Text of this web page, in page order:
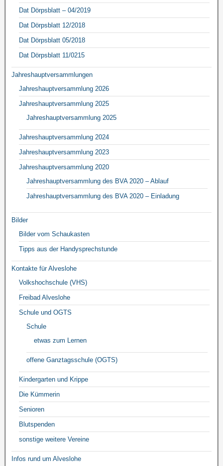
Dat Dörpsblatt – 04/2019
Dat Dörpsblatt 12/2018
Dat Dörpsblatt 05/2018
Dat Dörpsblatt 11/0215
Jahreshauptversammlungen
Jahreshauptversammlung 2026
Jahreshauptversammlung 2025
Jahreshauptversammlung 2025
Jahreshauptversammlung 2024
Jahreshauptversammlung 2023
Jahreshauptversammlung 2020
Jahreshauptversammlung des BVA 2020 – Ablauf
Jahreshauptversammlung des BVA 2020 – Einladung
Bilder
Bilder vom Schaukasten
Tipps aus der Handysprechstunde
Kontakte für Alveslohe
Volkshochschule (VHS)
Freibad Alveslohe
Schule und OGTS
Schule
etwas zum Lernen
offene Ganztagsschule (OGTS)
Kindergarten und Krippe
Die Kümmerin
Senioren
Blutspenden
sonstige weitere Vereine
Infos rund um Alveslohe